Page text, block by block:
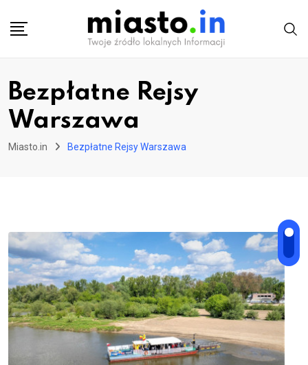
Bezpłatne Rejsy
Warszawa
Miasto.in Bezpłatne Rejsy Warszawa